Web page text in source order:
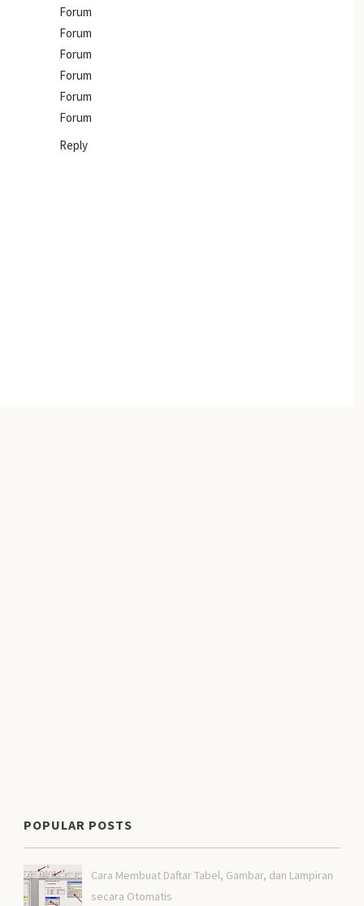
Forum
Forum
Forum
Forum
Forum
Forum
Reply
POPULAR POSTS
Cara Membuat Daftar Tabel, Gambar, dan Lampiran
secara Otomatis